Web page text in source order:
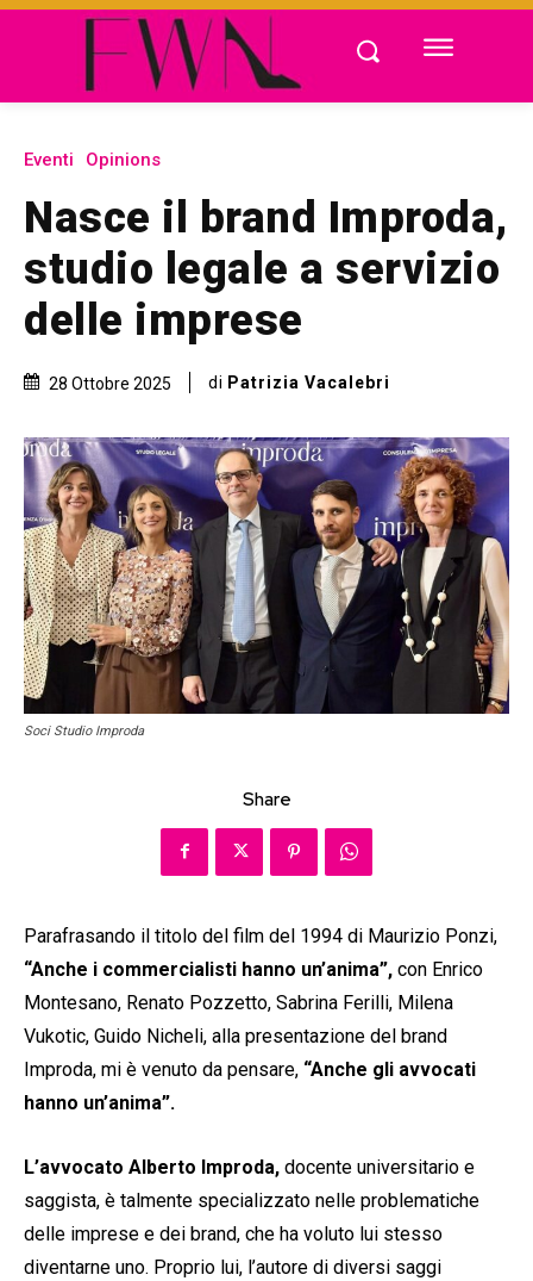
Eventi Opinions
Nasce il brand Improda,
studio legale a servizio
delle imprese
28 Ottobre 2025 di Patrizia Vacalebri
Soci Studio Improda
Share
Parafrasando il titolo del film del 1994 di Maurizio Ponzi,
“Anche i commercialisti hanno un’anima”, con Enrico
Montesano, Renato Pozzetto, Sabrina Ferilli, Milena
Vukotic, Guido Nicheli, alla presentazione del brand
Improda, mi è venuto da pensare, “Anche gli avvocati
hanno un’anima”.
L’avvocato Alberto Improda, docente universitario e
saggista, è talmente specializzato nelle problematiche
delle imprese e dei brand, che ha voluto lui stesso
diventarne uno. Proprio lui, l’autore di diversi saggi